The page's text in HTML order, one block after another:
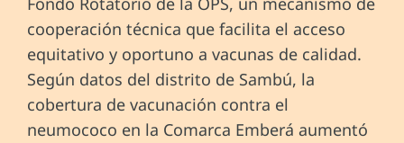
cooperación técnica que facilita el acceso
equitativo y oportuno a vacunas de calidad.
Según datos del distrito de Sambú, la
cobertura de vacunación contra el
neumococo en la Comarca Emberá aumentó